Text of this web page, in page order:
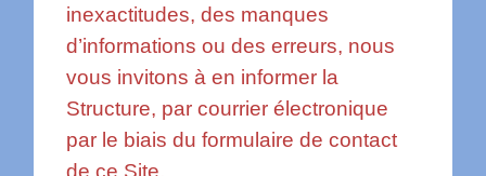
inexactitudes, des manques
d’informations ou des erreurs, nous
vous invitons à en informer la
Structure, par courrier électronique
par le biais du formulaire de contact
de ce Site.